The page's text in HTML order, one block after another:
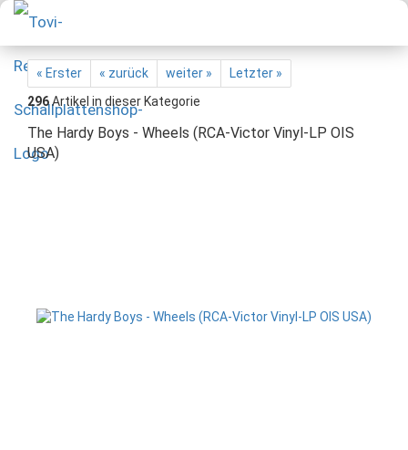
« Erster « zurück weiter »
Letzter »
296Artikel in dieser Kategorie
The Hardy Boys - Wheels (RCA-Victor Vinyl-LP OIS
USA)